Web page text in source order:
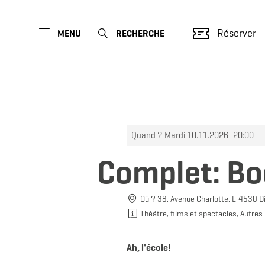
MENU RECHERCHE Réserver
Quand ? Mardi 10.11.2026 20:00
Complet:
Où ? 38, Avenue Charlotte, L-4530
Théâtre, films et spectacles, Autres
Ah, l'école!